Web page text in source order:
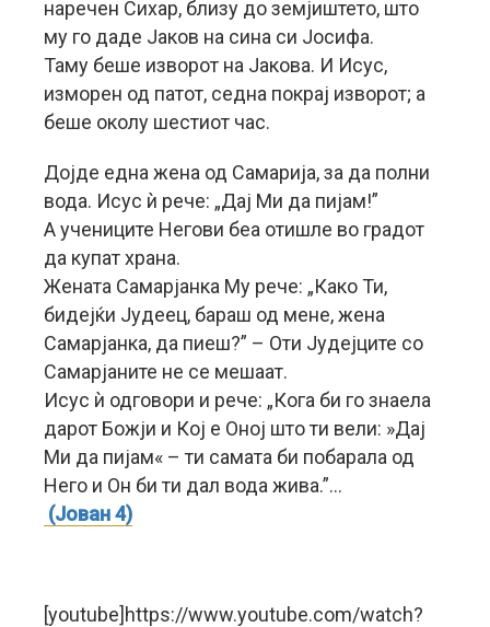
наречен Сихар, близу до земјиштето, што
му го даде Јаков на сина си Јосифа.
Таму беше изворот на Јакова. И Исус,
изморен од патот, седна покрај изворот; а
беше околу шестиот час.
Дојде една жена од Самарија, за да полни
вода. Исус ѝ рече: „Дај Ми да пијам!”
А учениците Негови беа отишле во градот
да купат храна.
Жената Самарјанка Му рече: „Како Ти,
бидејќи Јудеец, бараш од мене, жена
Самарјанка, да пиеш?” – Оти Јудејците со
Самарјаните не се мешаат.
Исус ѝ одговори и рече: „Кога би го знаела
дарот Божји и Кој е Оној што ти вели: »Дај
Ми да пијам« – ти самата би побарала од
Него и Он би ти дал вода жива.”…
(Јован 4)
[youtube]https://www.youtube.com/watch?